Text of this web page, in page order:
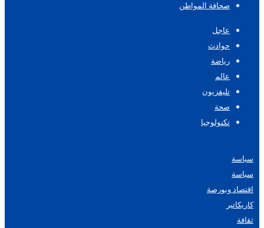
صحافة المواطن
عاجل
حوادث
رياضة
عالم
تليفزيون
صحة
تكنولوجيا
سياسة
سياسة
اقتصاد وبورصة
كاريكاتير
ثقافة